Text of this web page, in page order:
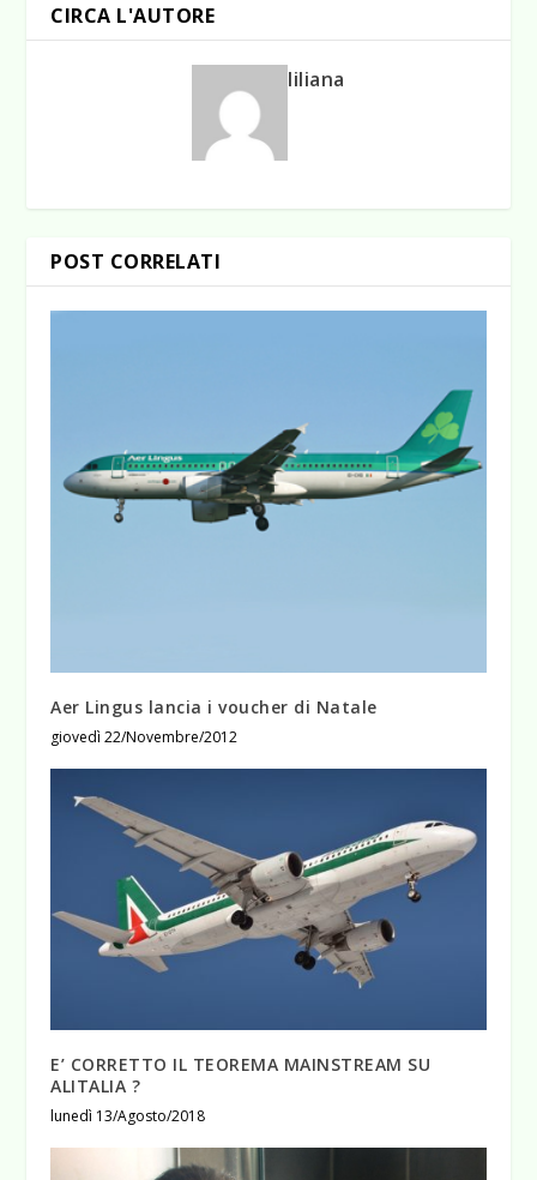
CIRCA L'AUTORE
liliana
POST CORRELATI
Aer Lingus lancia i voucher di Natale
giovedì 22/Novembre/2012
E’ CORRETTO IL TEOREMA MAINSTREAM SU
ALITALIA ?
lunedì 13/Agosto/2018